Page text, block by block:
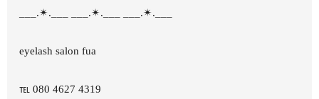
___.✴︎.___ ___.✴︎.___ ___.✴︎.___
eyelash salon fua
℡ 080 4627 4319